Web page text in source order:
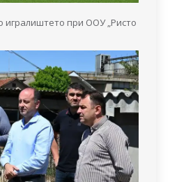
игралиштето при ООУ „Ристо